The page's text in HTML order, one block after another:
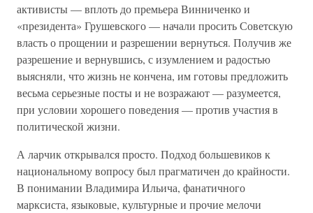
активисты — вплоть до премьера Винниченко и
«президента» Грушевского — начали просить Советскую
власть о прощении и разрешении вернуться. Получив же
разрешение и вернувшись, с изумлением и радостью
выясняли, что жизнь не кончена, им готовы предложить
весьма серьезные посты и не возражают — разумеется,
при условии хорошего поведения — против участия в
политической жизни.
А ларчик открывался просто. Подход большевиков к
национальному вопросу был прагматичен до крайности.
В понимании Владимира Ильича, фанатичного
марксиста, языковые, культурные и прочие мелочи